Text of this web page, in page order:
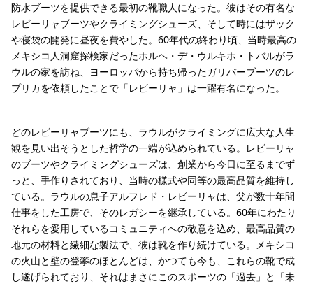
防水ブーツを提供できる最初の靴職人になった。彼はその有名な
レビーリャブーツやクライミングシューズ、そして時にはザック
や寝袋の開発に昼夜を費やした。60年代の終わり頃、当時最高の
メキシコ人洞窟探検家だったホルヘ・デ・ウルキホ・トバルがラ
ウルの家を訪ね、ヨーロッパから持ち帰ったガリバーブーツのレ
プリカを依頼したことで「レビーリャ」は一躍有名になった。
どのレビーリャブーツにも、ラウルがクライミングに広大な人生
観を見い出そうとした哲学の一端が込められている。レビーリャ
のブーツやクライミングシューズは、創業から今日に至るまでず
っと、手作りされており、当時の様式や同等の最高品質を維持し
ている。ラウルの息子アルフレド・レビーリャは、父が数十年間
仕事をした工房で、そのレガシーを継承している。60年にわたり
それらを愛用しているコミュニティへの敬意を込め、最高品質の
地元の材料と繊細な製法で、彼は靴を作り続けている。メキシコ
の火山と壁の登攀のほとんどは、かつても今も、これらの靴で成
し遂げられており、それはまさにこのスポーツの「過去」と「未